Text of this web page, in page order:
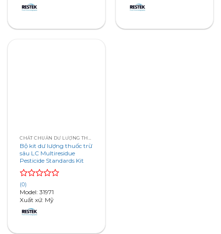
of
5
of
5
Bộ kit dư lượng thuốc trừ
sâu LC Multiresidue
Pesticide Standards Kit
Rated
0
out
of
5
(0)
Model: 31971
Xuất xứ: Mỹ